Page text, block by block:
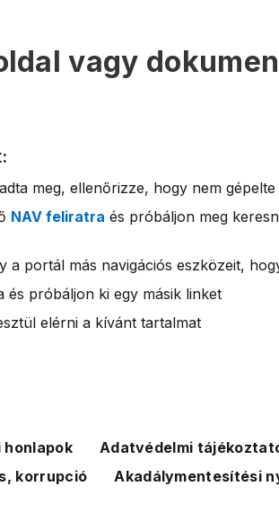
vagy
meg, ellenőrizze, hogy nem gépelte
NAV feliratra és próbáljon meg
a portál más navigációs eszközeit,
és próbáljon ki egy másik linket
elérni a kívánt tartalmat
honlapok Adatvédelmi
korrupció
Akadálymentesítési